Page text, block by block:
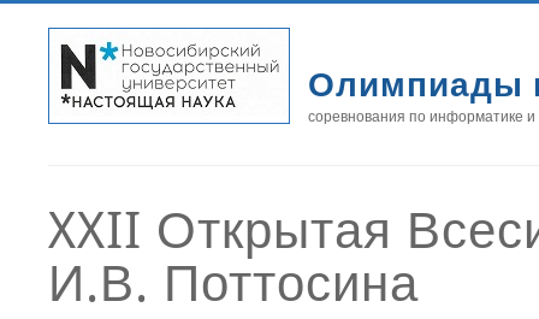
Олимпиады
соревнования по информатике
XXII Открытая
И.В. Поттосина